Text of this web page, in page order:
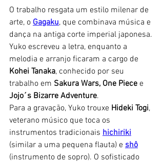
O trabalho resgata um estilo milenar de
arte, o Gagaku, que combinava música e
dança na antiga corte imperial japonesa.
Yuko escreveu a letra, enquanto a
melodia e arranjo ficaram a cargo de
Kohei Tanaka, conhecido por seu
trabalho em Sakura Wars, One Piece e
Jojo´s Bizarre Adventure.
Para a gravação, Yuko trouxe Hideki Togi,
veterano músico que toca os
instrumentos tradicionais hichiriki
(similar a uma pequena flauta) e shô
(instrumento de sopro). O sofisticado